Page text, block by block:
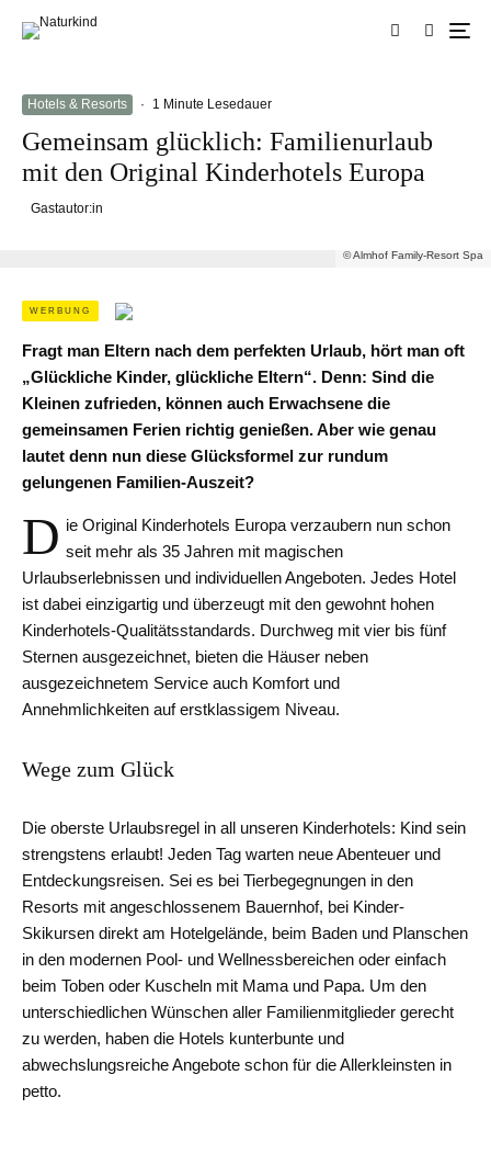
Hotels & Resorts · 1 Minute Lesedauer
Gemeinsam glücklich: Familienurlaub
mit den Original Kinderhotels Europa
Gastautor:in
© Almhof Family-Resort Spa
WERBUNG
Fragt man Eltern nach dem perfekten Urlaub, hört man oft
„Glückliche Kinder, glückliche Eltern“. Denn: Sind die
Kleinen zufrieden, können auch Erwachsene die
gemeinsamen Ferien richtig genießen. Aber wie genau
lautet denn nun diese Glücksformel zur rundum
gelungenen Familien-Auszeit?
D ie Original Kinderhotels Europa verzaubern nun schon
seit mehr als 35 Jahren mit magischen
Urlaubserlebnissen und individuellen Angeboten. Jedes Hotel
ist dabei einzigartig und überzeugt mit den gewohnt hohen
Kinderhotels-Qualitätsstandards. Durchweg mit vier bis fünf
Sternen ausgezeichnet, bieten die Häuser neben
ausgezeichnetem Service auch Komfort und
Annehmlichkeiten auf erstklassigem Niveau.
Wege zum Glück
Die oberste Urlaubsregel in all unseren Kinderhotels: Kind sein
strengstens erlaubt! Jeden Tag warten neue Abenteuer und
Entdeckungsreisen. Sei es bei Tierbegegnungen in den
Resorts mit angeschlossenem Bauernhof, bei Kinder-
Skikursen direkt am Hotelgelände, beim Baden und Planschen
in den modernen Pool- und Wellnessbereichen oder einfach
beim Toben oder Kuscheln mit Mama und Papa. Um den
unterschiedlichen Wünschen aller Familienmitglieder gerecht
zu werden, haben die Hotels kunterbunte und
abwechslungsreiche Angebote schon für die Allerkleinsten in
petto.